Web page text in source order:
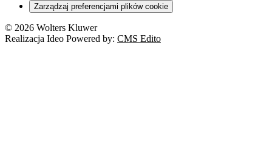
Zarządzaj preferencjami plików cookie
© 2026 Wolters Kluwer
Realizacja Ideo Powered by: CMS Edito